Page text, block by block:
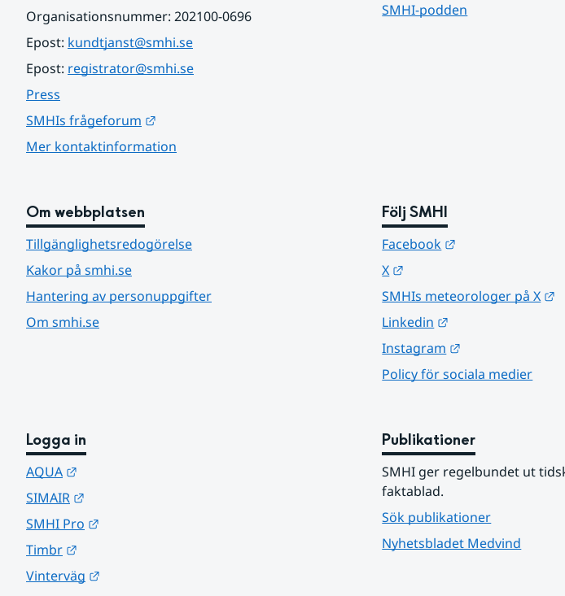
Organisationsnummer: 202100-0696
Epost: kundtjanst@smhi.se
Epost: registrator@smhi.se
Press
SMHIs frågeforum
Mer kontaktinformation
SMHI-podden
Om webbplatsen
Tillgänglighetsredogörelse
Kakor på smhi.se
Hantering av personuppgifter
Om smhi.se
Följ SMHI
Facebook
X
SMHIs meteorologer på X
Linkedin
Instagram
Policy för sociala medier
Logga in
AQUA
SIMAIR
SMHI Pro
Timbr
Vinterväg
Publikationer
SMHI ger regelbundet ut
faktablad.
Sök publikationer
Nyhetsbladet Medvind